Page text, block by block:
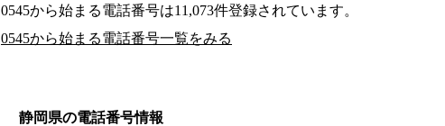
0545から始まる電話番号は11,073件登録されています。
0545から始まる電話番号一覧をみる
静岡県の電話番号情報